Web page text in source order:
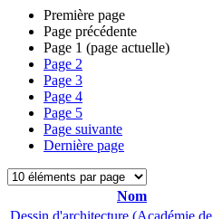
Première page
Page précédente
Page 1 (page actuelle)
Page 2
Page 3
Page 4
Page 5
Page suivante
Dernière page
Nom
Dessin d'architecture (Académie de